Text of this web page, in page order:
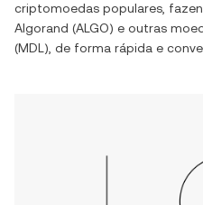
criptomoedas populares,
Algorand (ALGO) e outras
(MDL ), de forma rápida e